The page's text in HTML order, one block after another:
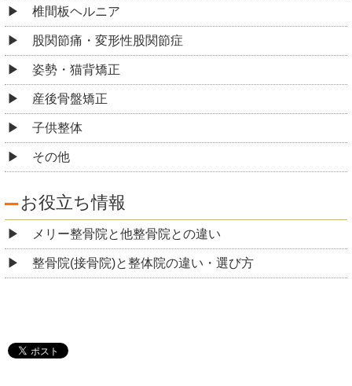
椎間板ヘルニア
股関節痛・変形性股関節症
姿勢・猫背矯正
産後骨盤矯正
子供整体
その他
お役立ち情報
メリー整骨院と他整骨院との違い
整骨院(接骨院)と整体院の違い・選び方